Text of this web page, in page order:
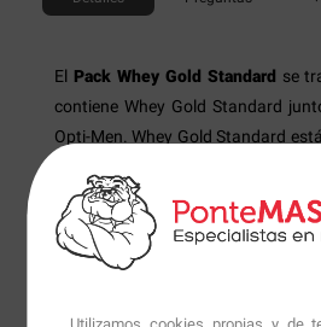
El Pack Whey Gold Standard se
contiene Whey Gold Standard
Opti-Men. Whey Gold Standard
se consigue gracias a que
elevado el standard por el cual
valoradas y ponen el listón aún